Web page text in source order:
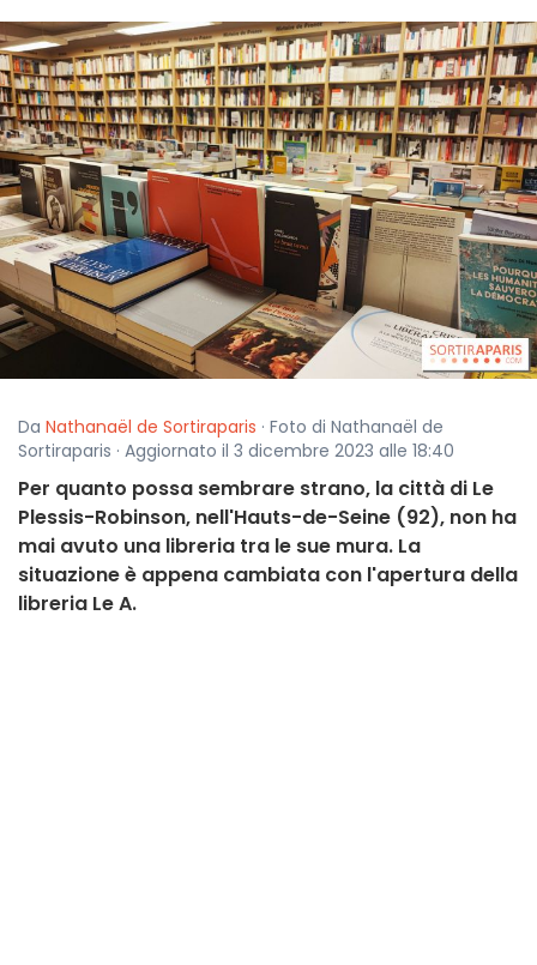
Da Nathanaël de Sortiraparis · Foto di Nathanaël de
Sortiraparis · Aggiornato il 3 dicembre 2023 alle 18:40
Per quanto possa sembrare strano, la città di Le
Plessis-Robinson, nell'Hauts-de-Seine (92), non ha
mai avuto una libreria tra le sue mura. La
situazione è appena cambiata con l'apertura della
libreria Le A.